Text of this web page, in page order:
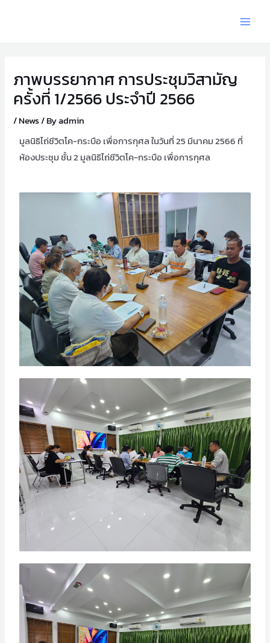
ภาพบรรยากาศ การประชุมวิสามัญ
ครั้งที่ 1/2566 ประจำปี 2566
/News/ Byadmin
มูลนิธิไถ่ชีวิตโค-กระบือ เพื่อการกุศล ในวันที่ 25 มีนาคม 2566 ที่
ห้องประชุม ชั้น 2 มูลนิธิไถ่ชีวิตโค-กระบือ เพื่อการกุศล